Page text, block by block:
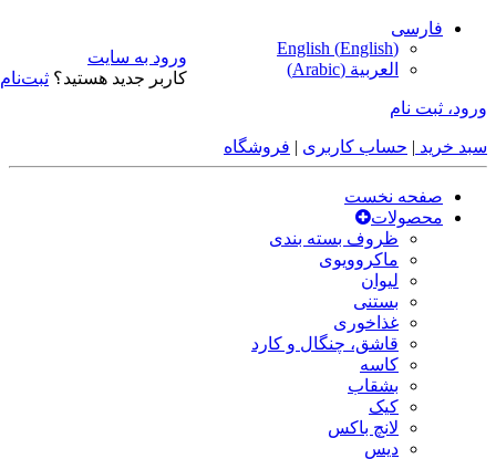
فارسی
English (English)
العربية (
Arabic
)
ورود، ثبت نام
سبد خرید | حساب کاربری | فروشگاه
صفحه نخست
محصولات
ظروف بسته بندی
ماکروویوی
لیوان
بستنی
غذاخوری
قاشق، چنگال و کارد
کاسه
بشقاب
کیک
لانچ باکس
دیس
ورود به سایت
کاربر جدید هستید؟ ثبت‌نام